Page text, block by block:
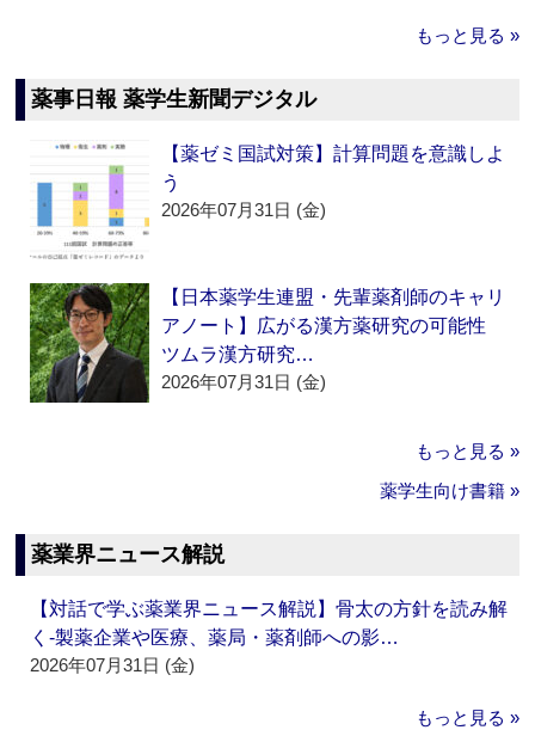
もっと見る »
薬事日報 薬学生新聞デジタル
【薬ゼミ国試対策】計算問題を意識しよ
う
2026年07月31日 (金)
【日本薬学生連盟・先輩薬剤師のキャリ
アノート】広がる漢方薬研究の可能性
ツムラ漢方研究…
2026年07月31日 (金)
もっと見る »
薬学生向け書籍 »
薬業界ニュース解説
【対話で学ぶ薬業界ニュース解説】骨太の方針を読み解
く‐製薬企業や医療、薬局・薬剤師への影…
2026年07月31日 (金)
もっと見る »